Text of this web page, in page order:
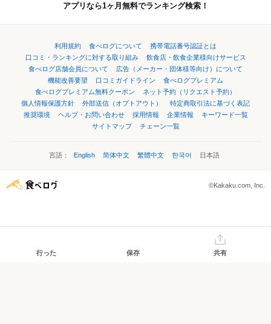
アプリなら1ヶ月無料でランキング検索！
利用規約 食べログについて
携帯電話番号認証とは
口コミ・ランキングに対する取り組み
飲食店・飲食企業様向けサービス
食べログ店舗会員について
広告（メーカー・団体様等向け）について
機能改善要望
口コミガイドライン
食べログプレミアム
食べログプレミアム無料クーポン
ネット予約（リクエスト予約）
個人情報保護方針
外部送信（オプトアウト）
特定商取引法に基づく表記
推奨環境
ヘルプ・お問い合わせ 採用情報 企業情報
キーワード一覧
サイトマップ
チェーン一覧
言語： English 简体中文 繁體中文 한국어 日本語
©Kakaku.com, Inc.
行った 保存 共有